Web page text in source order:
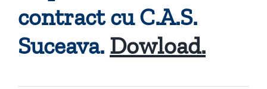
contract cu C.A.S.
Suceava. Dowload.